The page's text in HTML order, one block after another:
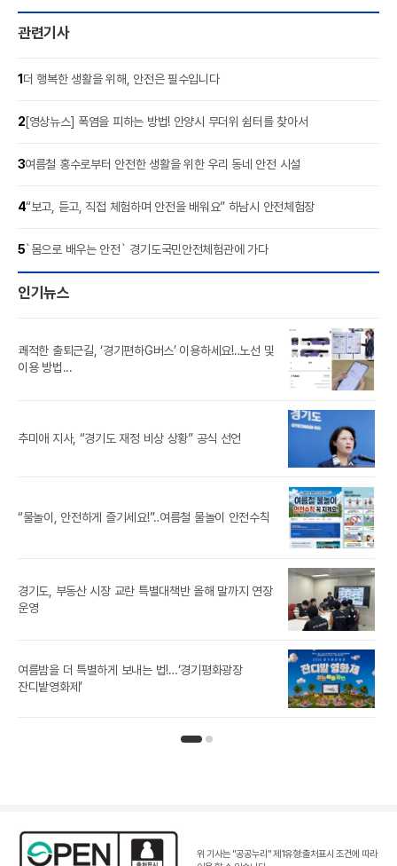
관련기사
1 더 행복한 생활을 위해, 안전은 필수입니다
2[영상뉴스] 폭염을 피하는 방법! 안양시 무더위 쉼터를 찾아서
3여름철 홍수로부터 안전한 생활을 위한 우리 동네 안전 시설
4“보고, 듣고, 직접 체험하며 안전을 배워요” 하남시 안전체험장
5`몸으로 배우는 안전` 경기도국민안전체험관에 가다
인기뉴스
쾌적한 출퇴근길, ‘경기편하G버스’ 이용하세요!‥노선 및
이용 방법...
추미애 지사, “경기도 재정 비상 상황” 공식 선언
“물놀이, 안전하게 즐기세요!”‥여름철 물놀이 안전수칙
경기도, 부동산 시장 교란 특별대책반 올해 말까지 연장
운영
여름밤을 더 특별하게 보내는 법!…‘경기평화광장
잔디밭영화제’
위 기사는 "공공누리"제1유형:출처표시 조건에 따라